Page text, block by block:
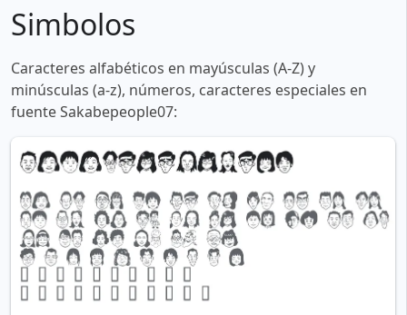
Simbolos
Caracteres alfabéticos en mayúsculas (A-Z) y
minúsculas (a-z), números, caracteres especiales en
fuente Sakabepeople07: